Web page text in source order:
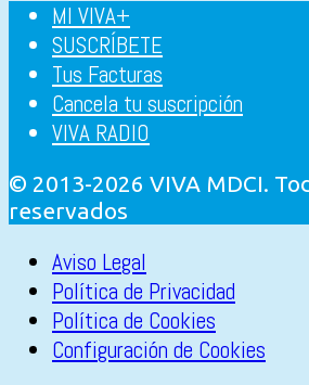
MI VIVA+
SUSCRÍBETE
Tus Facturas
Cancela tu suscripción
VIVA RADIO
© 2013-2026 VIVA MDCI.
reservados
Aviso Legal
Política de Privacidad
Política de Cookies
Configuración de Cookies